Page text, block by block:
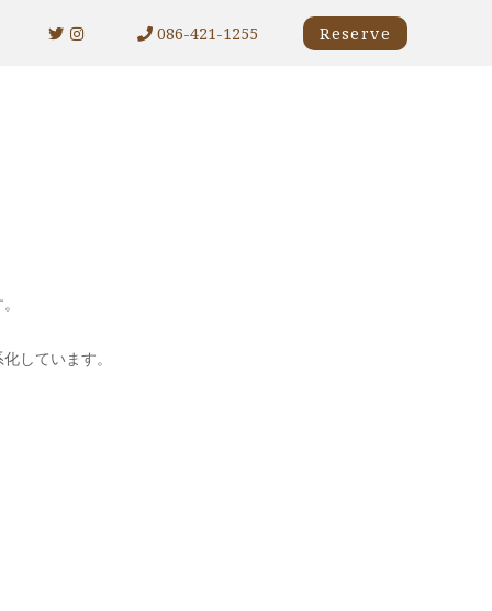
086-421-1255 Reserve
しています。